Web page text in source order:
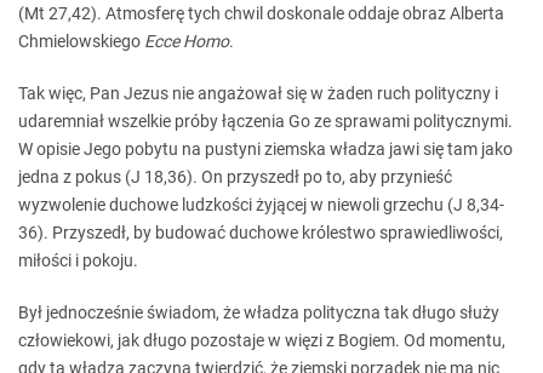
(Mt 27,42). Atmosferę tych chwil doskonale oddaje obraz Alberta
Chmielowskiego Ecce Homo.
Tak więc, Pan Jezus nie angażował się w żaden ruch polityczny i
udaremniał wszelkie próby łączenia Go ze sprawami politycznymi.
W opisie Jego pobytu na pustyni ziemska władza jawi się tam jako
jedna z pokus (J 18,36). On przyszedł po to, aby przynieść
wyzwolenie duchowe ludzkości żyjącej w niewoli grzechu (J 8,34-
36). Przyszedł, by budować duchowe królestwo sprawiedliwości,
miłości i pokoju.
Był jednocześnie świadom, że władza polityczna tak długo służy
człowiekowi, jak długo pozostaje w więzi z Bogiem. Od momentu,
gdy ta władza zaczyna twierdzić, że ziemski porządek nie ma nic